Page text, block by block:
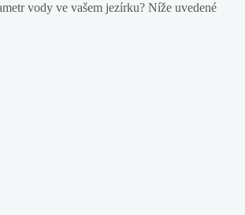
vody ve vašem jezírku? Níže uvedené